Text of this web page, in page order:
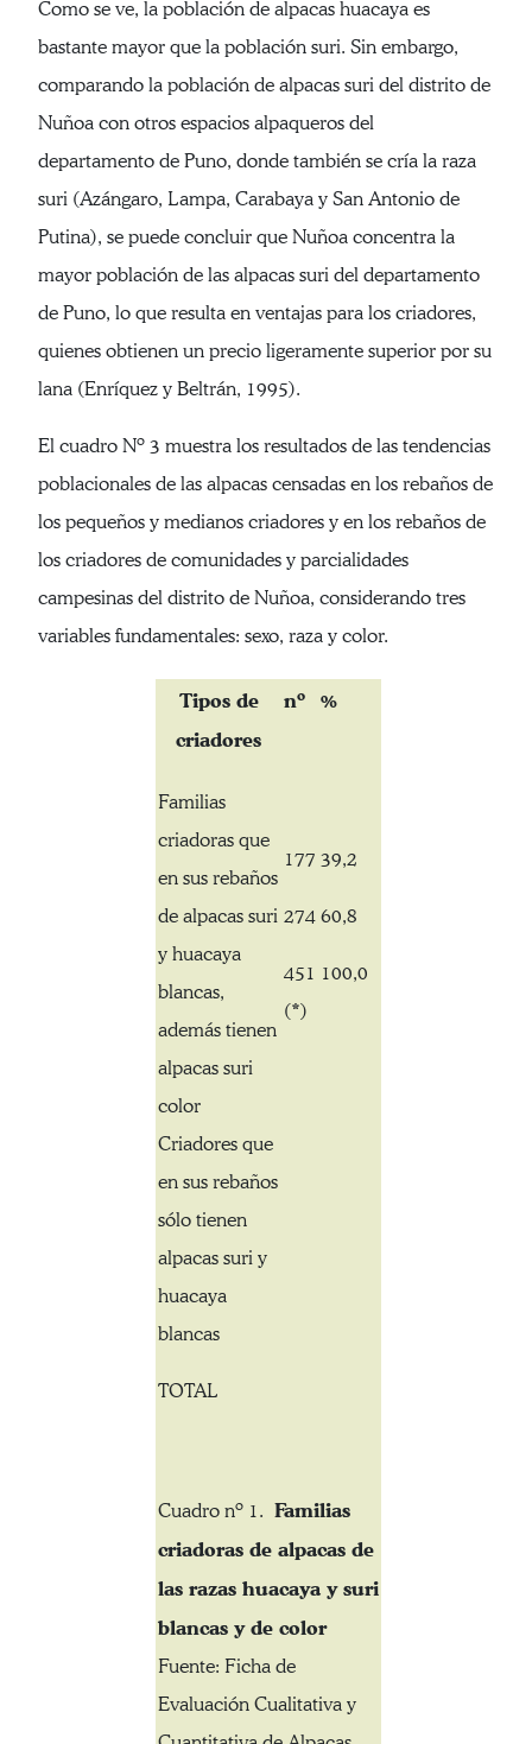
Como se ve, la población de alpacas huacaya es
bastante mayor que la población suri. Sin embargo,
comparando la población de alpacas suri del distrito de
Nuñoa con otros espacios alpaqueros del
departamento de Puno, donde también se cría la raza
suri (Azángaro, Lampa, Carabaya y San Antonio de
Putina), se puede concluir que Nuñoa concentra la
mayor población de las alpacas suri del departamento
de Puno, lo que resulta en ventajas para los criadores,
quienes obtienen un precio ligeramente superior por su
lana (Enríquez y Beltrán, 1995).
El cuadro Nº 3 muestra los resultados de las tendencias
poblacionales de las alpacas censadas en los rebaños de
los pequeños y medianos criadores y en los rebaños de
los criadores de comunidades y parcialidades
campesinas del distrito de Nuñoa, considerando tres
variables fundamentales: sexo, raza y color.
Tipos de
criadores
nº %
Familias
criadoras que
en sus rebaños
de alpacas suri
y huacaya
blancas,
además tienen
alpacas suri
color
Criadores que
en sus rebaños
sólo tienen
alpacas suri y
huacaya
blancas
TOTAL
177
274
451
(*)
39,2
60,8
100,0
Cuadro nº 1. Familias
criadoras de alpacas de
las razas huacaya y suri
blancas y de color
Fuente: Ficha de
Evaluación Cualitativa y